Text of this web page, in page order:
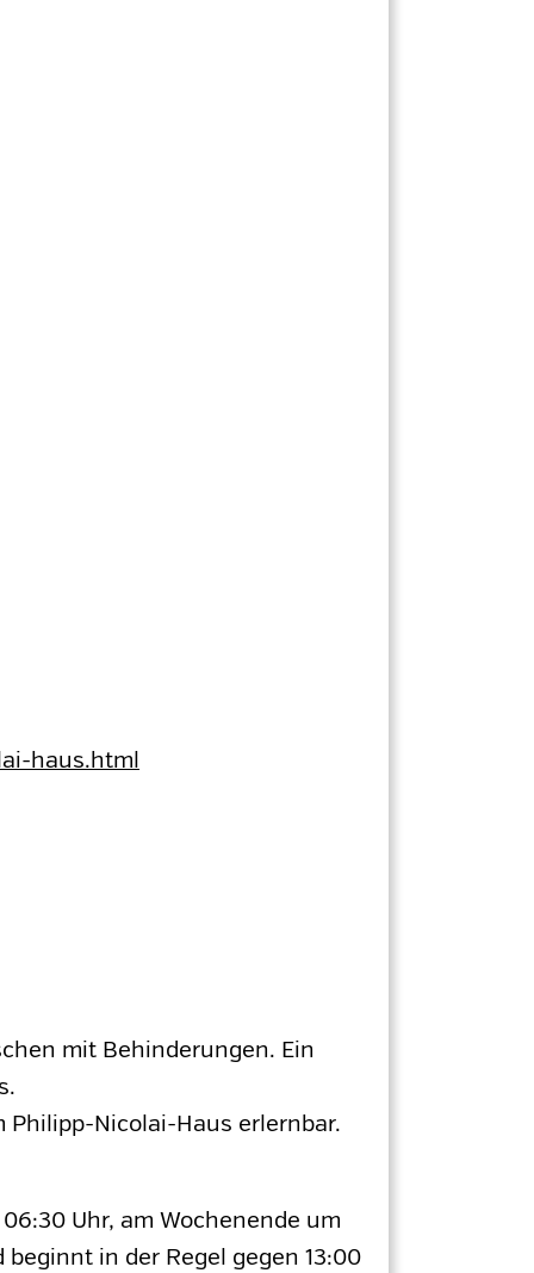
haus.html
mit Behinderungen. Ein
Nicolai-Haus erlernbar.
Uhr, am Wochenende um
in der Regel gegen 13:00